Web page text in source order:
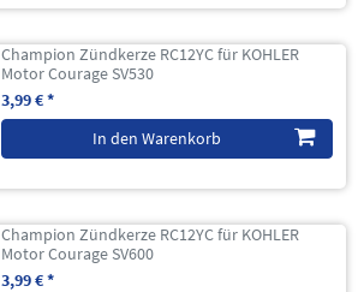
Champion Zündkerze RC12YC für KOHLER
Motor Courage SV530
3,99 € *
In den Warenkorb
Champion Zündkerze RC12YC für KOHLER
Motor Courage SV600
3,99 € *